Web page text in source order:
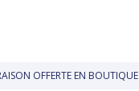
OFFERTE EN BOUTIQUE